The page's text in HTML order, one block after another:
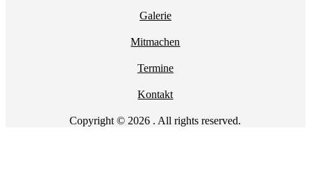
Galerie
Mitmachen
Termine
Kontakt
Copyright © 2026 . All rights reserved.